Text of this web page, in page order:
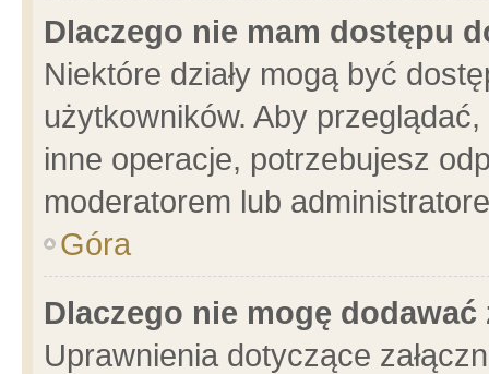
Dlaczego nie mam dostępu
Niektóre działy mogą być
użytkowników. Aby
inne operacje, potrzebujesz
moderatorem lub
Góra
Dlaczego nie mogę dodawać
Uprawnienia dotyczące